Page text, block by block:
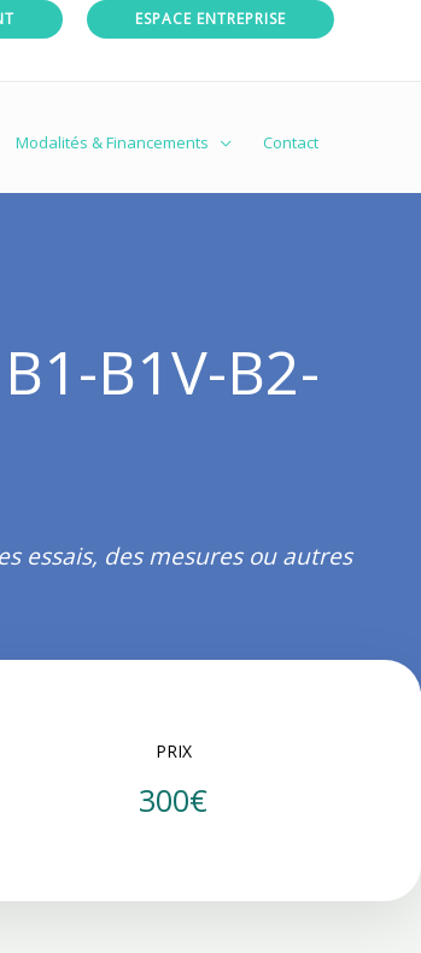
ESPACE ENTREPRISE
Modalités & Financements Contact
B1V-B2-
essais, des mesures ou autres
PRIX
300€